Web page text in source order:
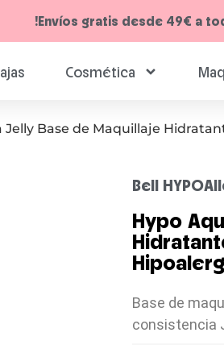
!Envíos gratis desde 49€ a
Cosmética
Jelly Base de Maquillaje
Bell
Hypo
Base de
consistencia